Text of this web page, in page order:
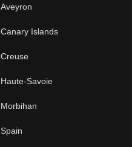
Aveyron
Canary Islands
Creuse
Haute-Savoie
Morbihan
Spain